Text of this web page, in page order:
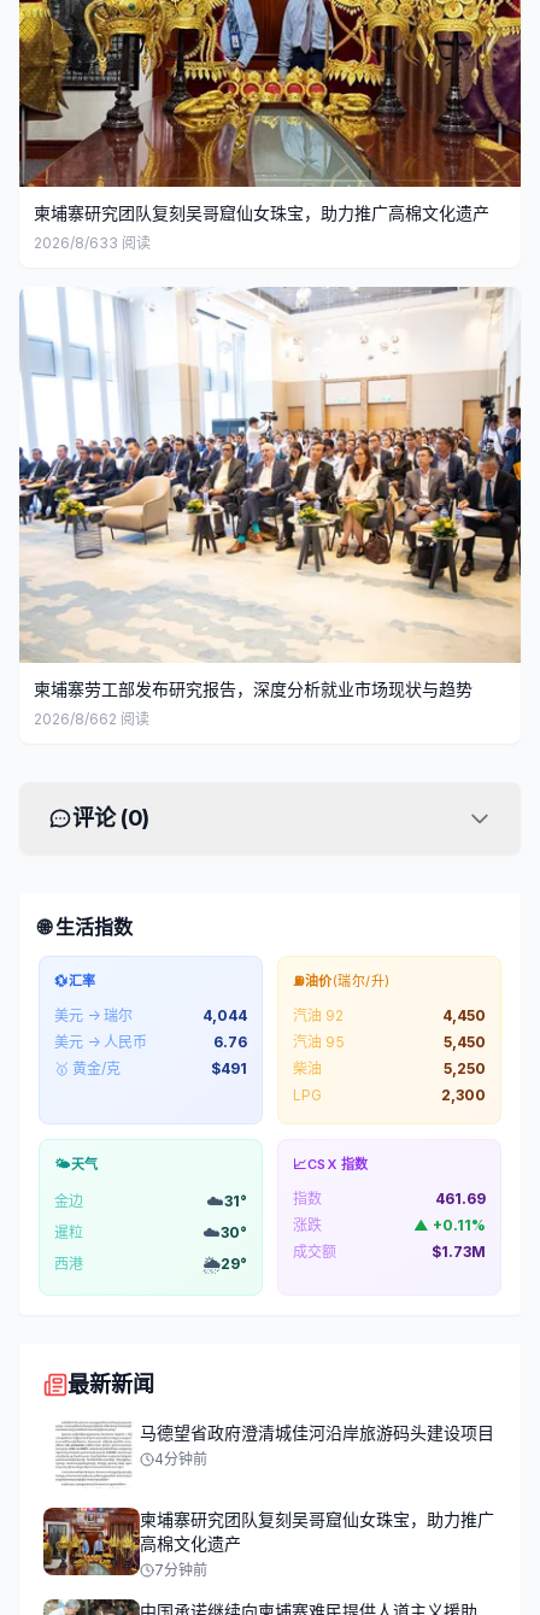
柬埔寨研究团队复刻吴哥窟仙女珠宝，助力推广高棉文化遗产
2026/8/633 阅读
柬埔寨劳工部发布研究报告，深度分析就业市场现状与趋势
2026/8/662 阅读
评论 (0)
🌐 生活指数
💱汇率
美元 → 瑞尔
4,044
美元 → 人民币
6.76
🥇 黄金/克
$491
⛽油价(瑞尔/升)
汽油 92
4,450
汽油 95
5,450
柴油
5,250
LPG
2,300
🌤️天气
金边 ☁️31°
暹粒
☁️30°
西港
🌦️29°
📈CSX 指数
指数
461.69
涨跌
▲ +0.11%
成交额
$1.73M
最新新闻
马德望省政府澄清城佳河沿岸旅游码头建设项目
4分钟前
柬埔寨研究团队复刻吴哥窟仙女珠宝，助力推广
高棉文化遗产
7分钟前
中国承诺继续向柬埔寨难民提供人道主义援助